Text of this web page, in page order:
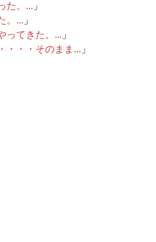
た。... 」
。... 」
ってきた。... 」
・・・そのまま... 」